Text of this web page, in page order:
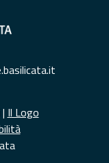
| Il Logo